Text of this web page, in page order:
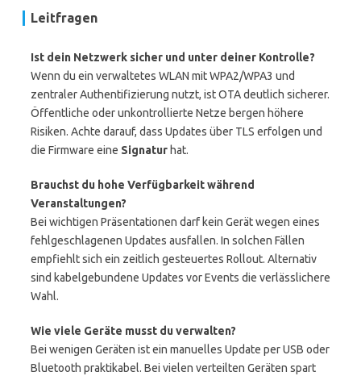
Leitfragen
Ist dein Netzwerk sicher und unter deiner Kontrolle?
Wenn du ein verwaltetes WLAN mit WPA2/WPA3 und
zentraler Authentifizierung nutzt, ist OTA deutlich sicherer.
Öffentliche oder unkontrollierte Netze bergen höhere
Risiken. Achte darauf, dass Updates über TLS erfolgen und
die Firmware eine Signatur hat.
Brauchst du hohe Verfügbarkeit während
Veranstaltungen?
Bei wichtigen Präsentationen darf kein Gerät wegen eines
fehlgeschlagenen Updates ausfallen. In solchen Fällen
empfiehlt sich ein zeitlich gesteuertes Rollout. Alternativ
sind kabelgebundene Updates vor Events die verlässlichere
Wahl.
Wie viele Geräte musst du verwalten?
Bei wenigen Geräten ist ein manuelles Update per USB oder
Bluetooth praktikabel. Bei vielen verteilten Geräten spart